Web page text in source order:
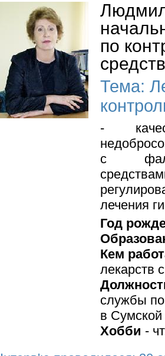
по
Тема:
-
с
лечения
Год
Кем
лекарств
службы по
в Сумской
Хобби -